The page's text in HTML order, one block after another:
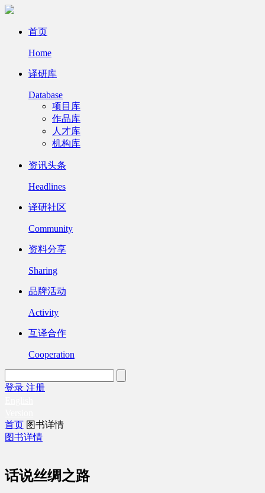
首页
Home
译研库
Database
项目库
作品库
人才库
机构库
资讯头条
Headlines
译研社区
Community
资料分享
Sharing
品牌活动
Activity
互译合作
Cooperation
登录 注册
首页 图书详情
图书详情
话说丝绸之路